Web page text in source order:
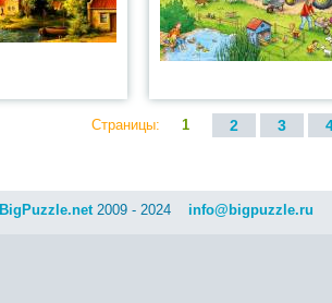
Страницы: 1 2 3
BigPuzzle.net2009 - 2024 info@bigpuzzle.ru